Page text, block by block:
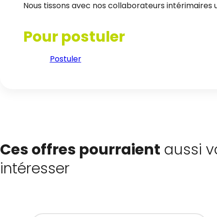
Nous tissons avec nos collaborateurs
Pour postuler
Postuler
Ces offres pourraient aussi
intéresser